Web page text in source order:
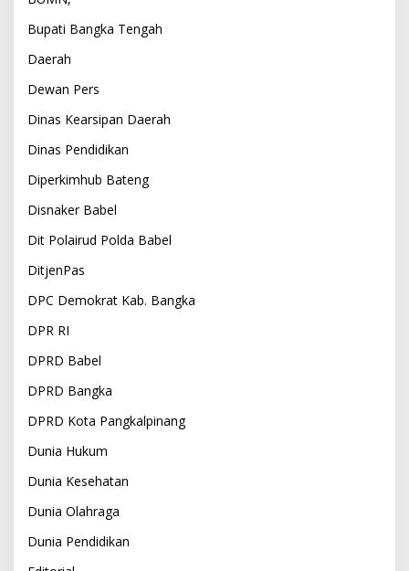
Bupati Bangka Tengah
Daerah
Dewan Pers
Dinas Kearsipan Daerah
Dinas Pendidikan
Diperkimhub Bateng
Disnaker Babel
Dit Polairud Polda Babel
DitjenPas
DPC Demokrat Kab. Bangka
DPR RI
DPRD Babel
DPRD Bangka
DPRD Kota Pangkalpinang
Dunia Hukum
Dunia Kesehatan
Dunia Olahraga
Dunia Pendidikan